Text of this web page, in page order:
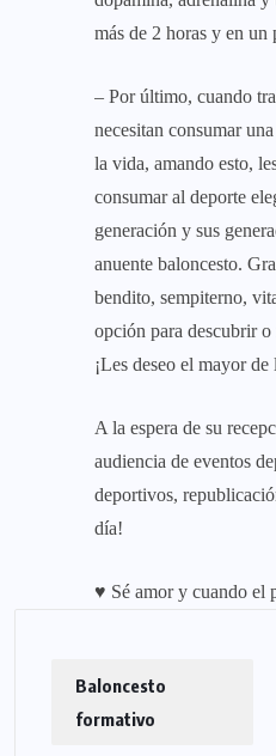
más de 2 horas y en un
– Por último, cuando
necesitan consumar
la vida, amando esto,
consumar al deporte
generación y sus
anuente baloncesto.
bendito, sempiterno,
opción para descubrir
¡Les deseo el mayor de
A la espera de su
audiencia de eventos
deportivos,
día!
♥ Sé amor y cuando el
Baloncesto
formativo